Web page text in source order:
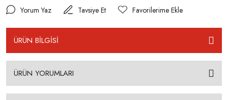
Yorum Yaz Tavsiye Et
ÜRÜN BİLGİSİ
ÜRÜN YORUMLARI